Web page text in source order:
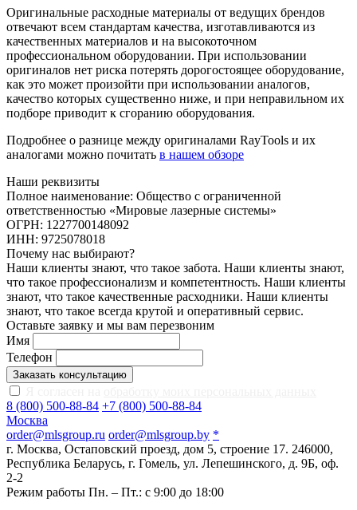
Оригинальные расходные материалы от ведущих брендов
отвечают всем стандартам качества, изготавливаются из
качественных материалов и на высокоточном
профессиональном оборудовании. При использовании
оригиналов нет риска потерять дорогостоящее оборудование,
как это может произойти при использовании аналогов,
качество которых существенно ниже, и при неправильном их
подборе приводит к сгоранию оборудования.
Подробнее о разнице между оригиналами RayTools и их
аналогами можно почитать в нашем обзоре
Наши реквизиты
Полное наименование: Общество с ограниченной
ответственностью «Мировые лазерные системы»
ОГРН: 1227700148092
ИНН: 9725078018
Почему нас выбирают?
Наши клиенты знают, что такое забота. Наши клиенты знают,
что такое профессионализм и компетентность. Наши клиенты
знают, что такое качественные расходники. Наши клиенты
знают, что такое всегда крутой и оперативный сервис.
Оставьте заявку и мы вам перезвоним
Имя
Телефон
Заказать консультацию
8 (800) 500-88-84 +7 (800) 500-88-84
Москва
order@mlsgroup.ru order@mlsgroup.by *
г. Москва, Остаповский проезд, дом 5, строение 17. 246000,
Республика Беларусь, г. Гомель, ул. Лепешинского, д. 9Б, оф.
2-2
Режим работы Пн. – Пт.: с 9:00 до 18:00